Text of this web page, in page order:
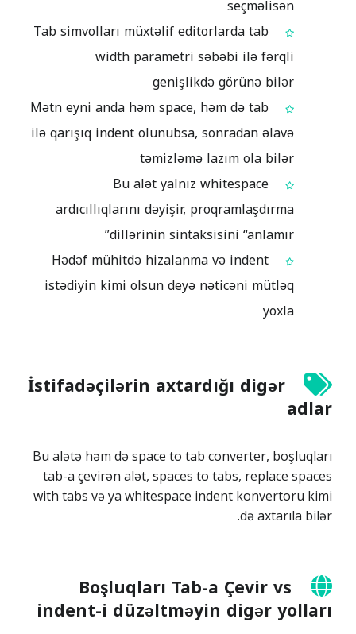
seçməlisən
Tab simvolları müxtəlif editorlarda tab
width parametri səbəbi ilə fərqli
genişlikdə görünə bilər
Mətn eyni anda həm space, həm də tab
ilə qarışıq indent olunubsa, sonradan əlavə
təmizləmə lazım ola bilər
Bu alət yalnız whitespace
ardıcıllıqlarını dəyişir, proqramlaşdırma
dillərinin sintaksisini “anlamır”
Hədəf mühitdə hizalanma və indent
istədiyin kimi olsun deyə nəticəni mütləq
yoxla
İstifadəçilərin axtardığı digər
adlar
Bu alətə həm də space to tab converter, boşluqları
tab-a çevirən alət, spaces to tabs, replace spaces
with tabs və ya whitespace indent konvertoru kimi
də axtarıla bilər.
Boşluqları Tab-a Çevir vs
indent-i düzəltməyin digər yolları